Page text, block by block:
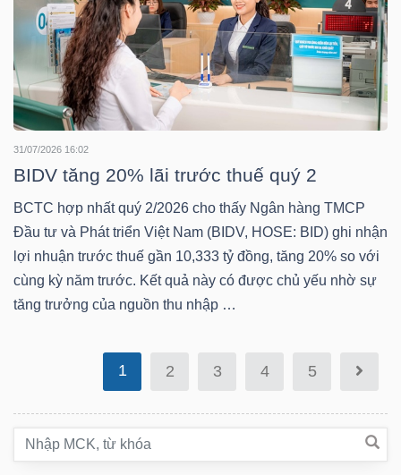
31/07/2026 16:02
BIDV tăng 20% lãi trước thuế quý 2
BCTC hợp nhất quý 2/2026 cho thấy Ngân hàng TMCP
Đầu tư và Phát triển Việt Nam (BIDV, HOSE: BID) ghi nhận
lợi nhuận trước thuế gần 10,333 tỷ đồng, tăng 20% so với
cùng kỳ năm trước. Kết quả này có được chủ yếu nhờ sự
tăng trưởng của nguồn thu nhập …
1 2 3 4 5
DỊCH
VỤ
TRUYỀN
ĐỘNG
SẢN